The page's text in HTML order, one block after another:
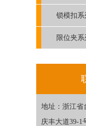
锁模扣系
限位夹系
地址：浙江省
庆丰大道39-1